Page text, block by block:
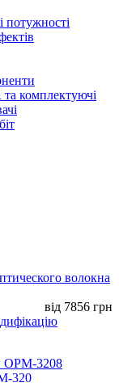
потужності
комплектуючі
волокна
від 7856 грн
320